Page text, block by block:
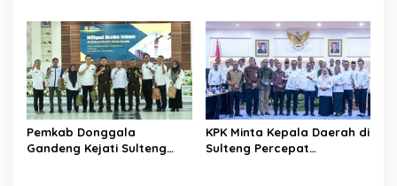
Pramuka Jadi Duta
Karakter dan Kebanggaan
Daerah
“Tak Boleh Ada Wilayah
yang Tertinggal”
Pemkab Donggala
Gandeng Kejati Sulteng
KPK Minta Kepala Daerah di
Sulteng Percepat